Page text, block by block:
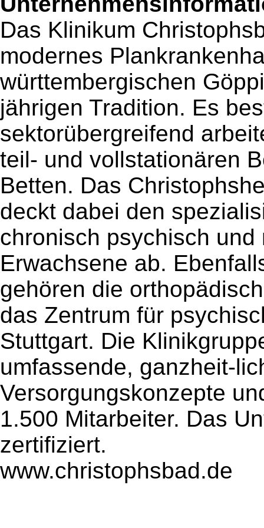
Das Klinikum
modernes
württembergischen
jährigen Tradition. Es
sektorübergreifend
teil- und vollstationären
Betten. Das
deckt dabei den
chronisch psychisch
Erwachsene ab.
gehören die
das Zentrum für
Stuttgart. Die
umfassende, ganzheit-
Versorgungskonzepte
1.500 Mitarbeiter. Das
zertifiziert.
www.christophsbad.de